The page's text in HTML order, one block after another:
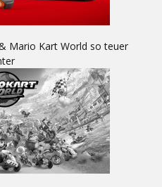
Mario Kart World so teuer